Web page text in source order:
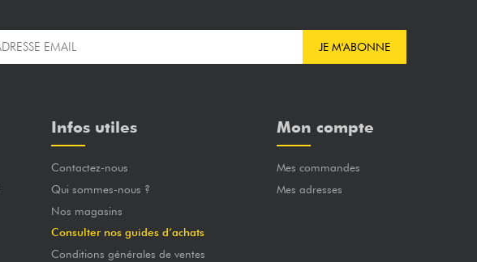
JE M'ABONNE
Infos utiles
Contactez-nous
Qui sommes-nous ?
Nos magasins
Consulter nos guides d’achats
Conditions générales de ventes
Mon compte
Mes commandes
Mes adresses